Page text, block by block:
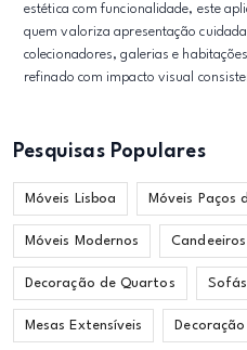
estética com funcionalidade, este
quem valoriza apresentação
colecionadores, galerias e
refinado com impacto visual
Pesquisas Populares
Móveis Lisboa Móveis Paços
Móveis Modernos
Decoração de Quartos
Mesas Extensíveis